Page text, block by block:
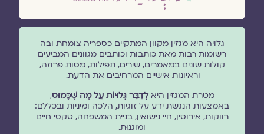
גלויה היא מגזין מקוון המתקיים כספריה צומחת ובה
רשומות רבות מאת כותבות וכותבים מגוונים המביעים
קולות שונים במאמרים, שירים, תפילות, מסות פרוזה,
וראיונות אישיים המרחיבים את הדעת.
מטרת המגזין היאלְדַבֵּר גְּלוּיוֹת עַל מָה שֶׁכָּמוּס,
באמצעות הנגשת ידע על זוגיות, הלכה ומיניות ובכללם:
רווקות, אירוסין, חיי נישואין, בניית המשפחה, טקסי חיים
ומוגנוּת.